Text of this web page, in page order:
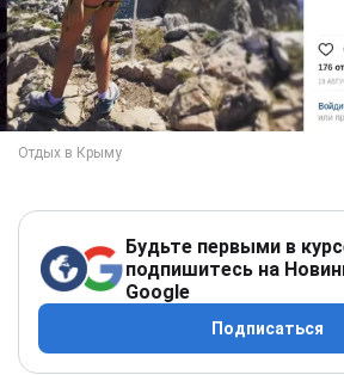
Будьте первыми в
подпишитесь на
Google
Подписаться